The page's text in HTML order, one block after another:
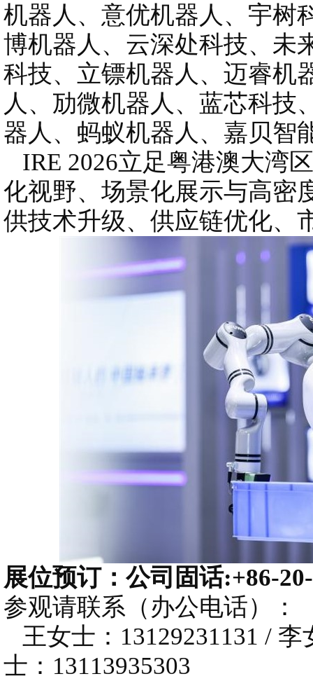
机器人、意优机器人、宇树
博机器人、云深处科技、未
科技、立镖机器人、迈睿机
人、劢微机器人、蓝芯科技
器人、蚂蚁机器人、嘉贝智
IRE 2026立足粤港澳大湾
化视野、场景化展示与高密
供技术升级、供应链优化、
展位预订：公司固话:+86-
参观请联系（办公电话）：
王女士：13129231131 / 李
士：13113935303